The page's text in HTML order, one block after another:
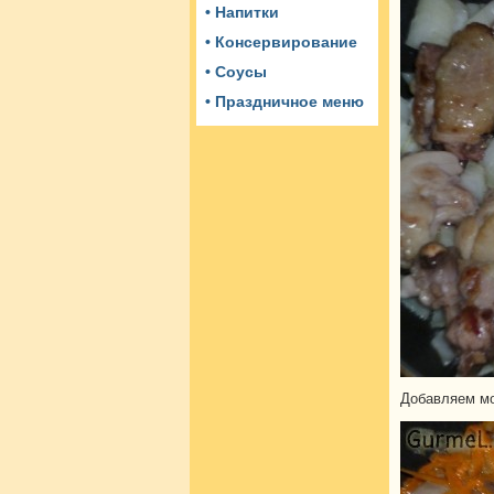
• Напитки
• Консервирование
• Соусы
• Праздничное меню
Добавляем